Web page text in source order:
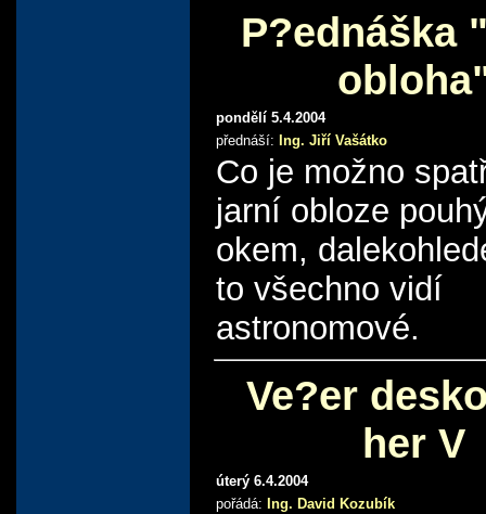
P?ednáška
pondělí 5.4.2004
přednáší: Ing. Jiří Vašátko
Co je možno
jarní obloze
okem,
to všechno vidí
astronomové.
Ve?er
her V
úterý 6.4.2004
pořádá: Ing. David Kozubík